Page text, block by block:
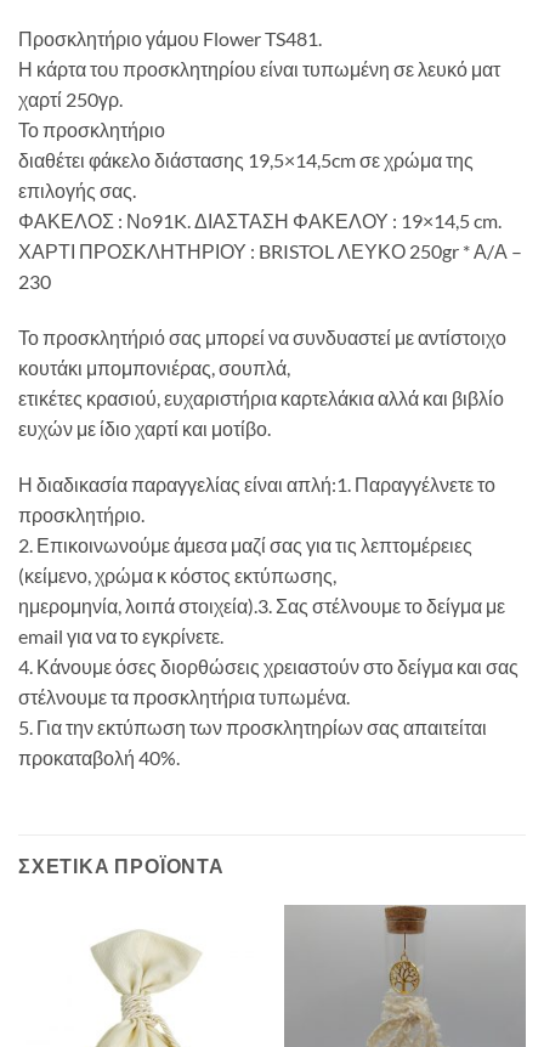
Προσκλητήριο γάμου Flower TS481.
Η κάρτα του προσκλητηρίου είναι τυπωμένη σε λευκό ματ
χαρτί 250γρ.
Το προσκλητήριο
διαθέτει φάκελο διάστασης 19,5×14,5cm σε χρώμα της
επιλογής σας.
ΦΑΚΕΛΟΣ : Νο91K. ΔΙΑΣΤΑΣΗ ΦΑΚΕΛΟΥ : 19×14,5 cm.
ΧΑΡΤΙ ΠΡΟΣΚΛΗΤΗΡΙΟΥ : BRISTOL ΛΕΥΚΟ 250gr * Α/Α –
230
Το προσκλητήριό σας μπορεί να συνδυαστεί με αντίστοιχο
κουτάκι μπομπονιέρας, σουπλά,
ετικέτες κρασιού, ευχαριστήρια καρτελάκια αλλά και βιβλίο
ευχών με ίδιο χαρτί και μοτίβο.
Η διαδικασία παραγγελίας είναι απλή:1. Παραγγέλνετε το
προσκλητήριο.
2. Επικοινωνούμε άμεσα μαζί σας για τις λεπτομέρειες
(κείμενο, χρώμα κ κόστος εκτύπωσης,
ημερομηνία, λοιπά στοιχεία).3. Σας στέλνουμε το δείγμα με
email για να το εγκρίνετε.
4. Κάνουμε όσες διορθώσεις χρειαστούν στο δείγμα και σας
στέλνουμε τα προσκλητήρια τυπωμένα.
5. Για την εκτύπωση των προσκλητηρίων σας απαιτείται
προκαταβολή 40%.
ΣΧΕΤΙΚΆ ΠΡΟΪΌΝΤΑ